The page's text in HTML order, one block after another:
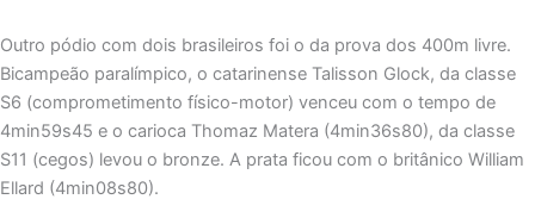
Outro pódio com dois brasileiros foi o da prova dos 400m livre.
Bicampeão paralímpico, o catarinense Talisson Glock, da classe
S6 (comprometimento físico-motor) venceu com o tempo de
4min59s45 e o carioca Thomaz Matera (4min36s80), da classe
S11 (cegos) levou o bronze. A prata ficou com o britânico William
Ellard (4min08s80).